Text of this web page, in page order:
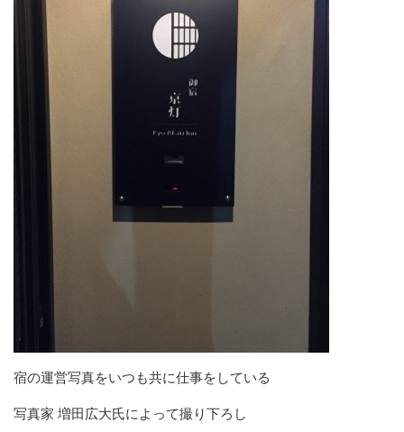
宿の運営写真をいつも共に仕事をしている
写真家 増田広大氏によって撮り下ろし